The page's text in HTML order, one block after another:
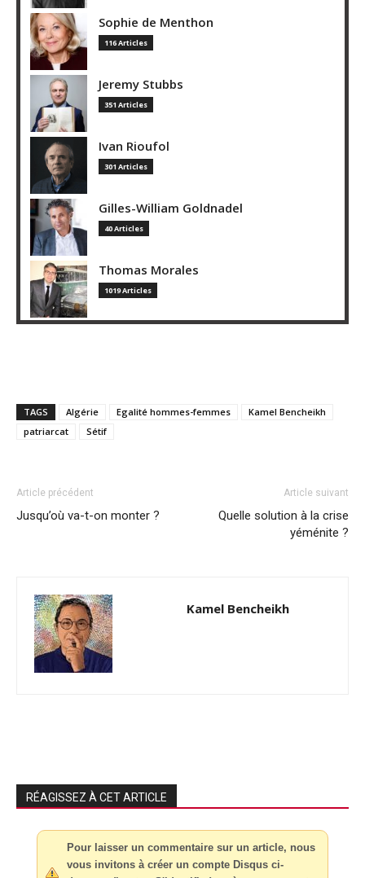
Sophie de Menthon
116 Articles
Jeremy Stubbs
351 Articles
Ivan Rioufol
301 Articles
Gilles-William Goldnadel
40 Articles
Thomas Morales
1019 Articles
TAGS Algérie Egalité hommes-femmes
Kamel Bencheikh
patriarcat
Sétif
Article précédent
Jusqu’où va-t-on monter ?
Article suivant
Quelle solution à la crise
yéménite ?
Kamel Bencheikh
RÉAGISSEZ À CET ARTICLE
Pour laisser un commentaire sur un article, nous
vous invitons à créer un compte Disqus ci-